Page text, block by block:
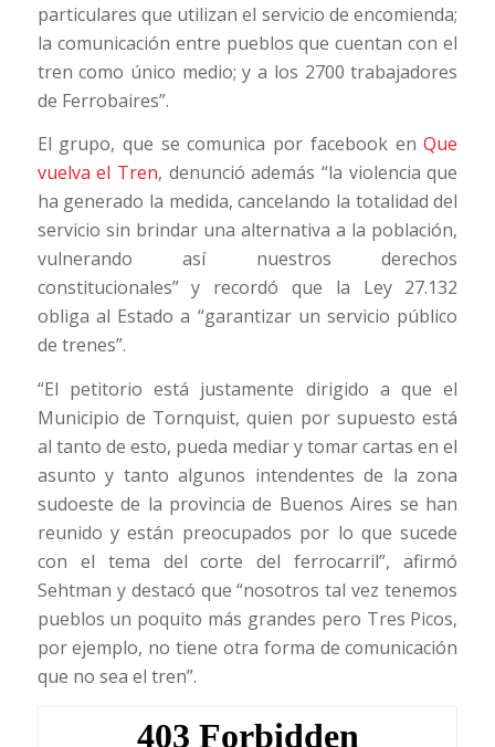
particulares que utilizan el servicio de encomienda;
la comunicación entre pueblos que cuentan con el
tren como único medio; y a los 2700 trabajadores
de Ferrobaires”.
El grupo, que se comunica por facebook en Que
vuelva el Tren, denunció además “la violencia que
ha generado la medida, cancelando la totalidad del
servicio sin brindar una alternativa a la población,
vulnerando así nuestros derechos
constitucionales” y recordó que la Ley 27.132
obliga al Estado a “garantizar un servicio público
de trenes”.
“El petitorio está justamente dirigido a que el
Municipio de Tornquist, quien por supuesto está
al tanto de esto, pueda mediar y tomar cartas en el
asunto y tanto algunos intendentes de la zona
sudoeste de la provincia de Buenos Aires se han
reunido y están preocupados por lo que sucede
con el tema del corte del ferrocarril”, afirmó
Sehtman y destacó que “nosotros tal vez tenemos
pueblos un poquito más grandes pero Tres Picos,
por ejemplo, no tiene otra forma de comunicación
que no sea el tren”.